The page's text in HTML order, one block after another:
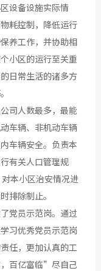
设备设施实际情
耗控制，降低运行
养工作，并协助相
小区的运行至关重
日常生活的诸多方
司人数最多，最能
车辆、非机动车辆
车辆安全。负责本
有关人口管理规
本小区治安情况进
排除制止。
党员示范岗。通过
习优秀党员示范岗
任，更加认真的工
百亿富临”尽自己